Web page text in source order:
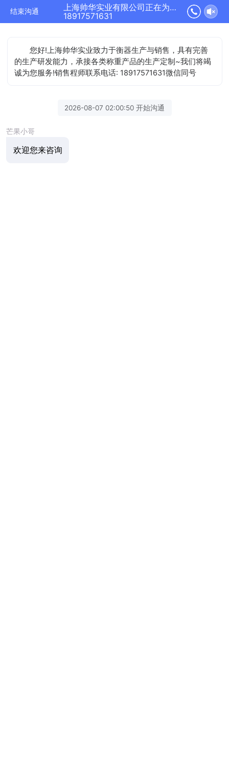
结束沟通
上海帅华实业有限公司正在为您服务
18917571631
您好!上海帅华实业致力于衡器生产与销售，具有完善
的生产研发能力，承接各类称重产品的生产定制~我们将竭
诚为您服务!销售程师联系电话: 18917571631微信同号
2026-08-07 02:00:50 开始沟通
芒果小哥
欢迎您来咨询